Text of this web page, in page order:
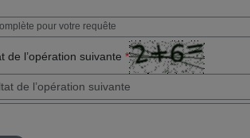
pour votre requête
de l’opération suivante *